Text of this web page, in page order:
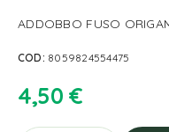
ADDOBBO FUSO
COD: 8059824554475
4,50 €